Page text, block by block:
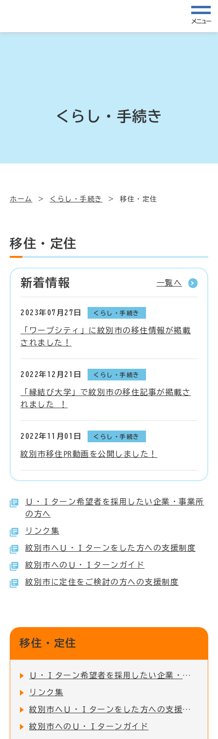
メニュー
くらし・手続き
ホーム くらし・手続き 移住・定住
移住・定住
新着情報 一覧へ
2023年07月27日 くらし・手続き
「ワープシティ」に紋別市の移住情報が掲載
されました！
2022年12月21日 くらし・手続き
「縁結び大学」で紋別市の移住記事が掲載さ
れました ！
2022年11月01日 くらし・手続き
紋別市移住PR動画を公開しました！
Ｕ・Ｉターン希望者を採用したい企業・事業所
の方へ
リンク集
紋別市へＵ・Ｉターンをした方への支援制度
紋別市へのＵ・Ｉターンガイド
紋別市に定住をご検討の方への支援制度
移住・定住
Ｕ・Ｉターン希望者を採用したい企業・事業所の方へ
リンク集
紋別市へＵ・Ｉターンをした方への支援制度
紋別市へのＵ・Ｉターンガイド